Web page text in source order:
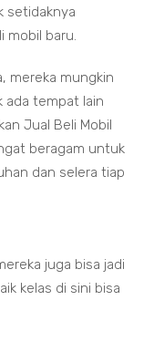
setidaknya
mobil baru.
mereka mungkin
ada tempat lain
Jual Beli Mobil
beragam untuk
dan selera tiap
juga bisa jadi
kelas di sini bisa